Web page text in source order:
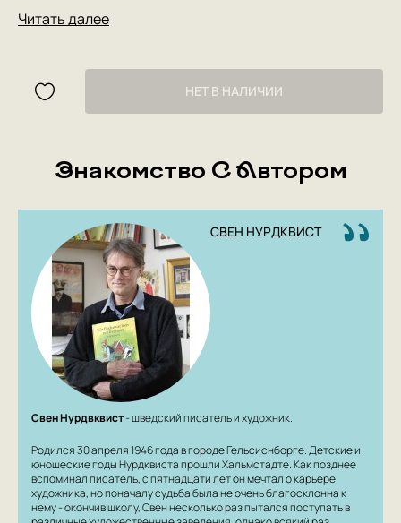
Читать далее
НЕТ В НАЛИЧИИ
Знакомство С Автором
СВЕН НУРДКВИСТ
Свен Нурдвквист- шведский писатель и художник.
Родился 30 апреля 1946 года в городе Гельсиснборге. Детские и
юношеские годы Нурдквиста прошли Хальмстадте. Как позднее
вспоминал писатель, с пятнадцати лет он мечтал о карьере
художника, но поначалу судьба была не очень благосклонна к
нему - окончив школу, Свен несколько раз пытался поступать в